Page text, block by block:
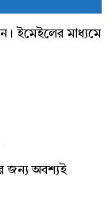
ইমেইলের মাধ্যমে
জন্য অবশ্যই